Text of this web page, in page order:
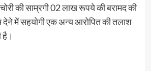
की साम्रगी 02 लाख रूपये की बरामद की
देने में सहयोगी एक अन्य आरोपित की तलाश
है।